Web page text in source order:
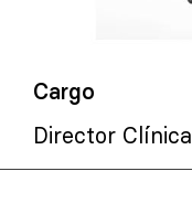
Cargo
Director Clínica